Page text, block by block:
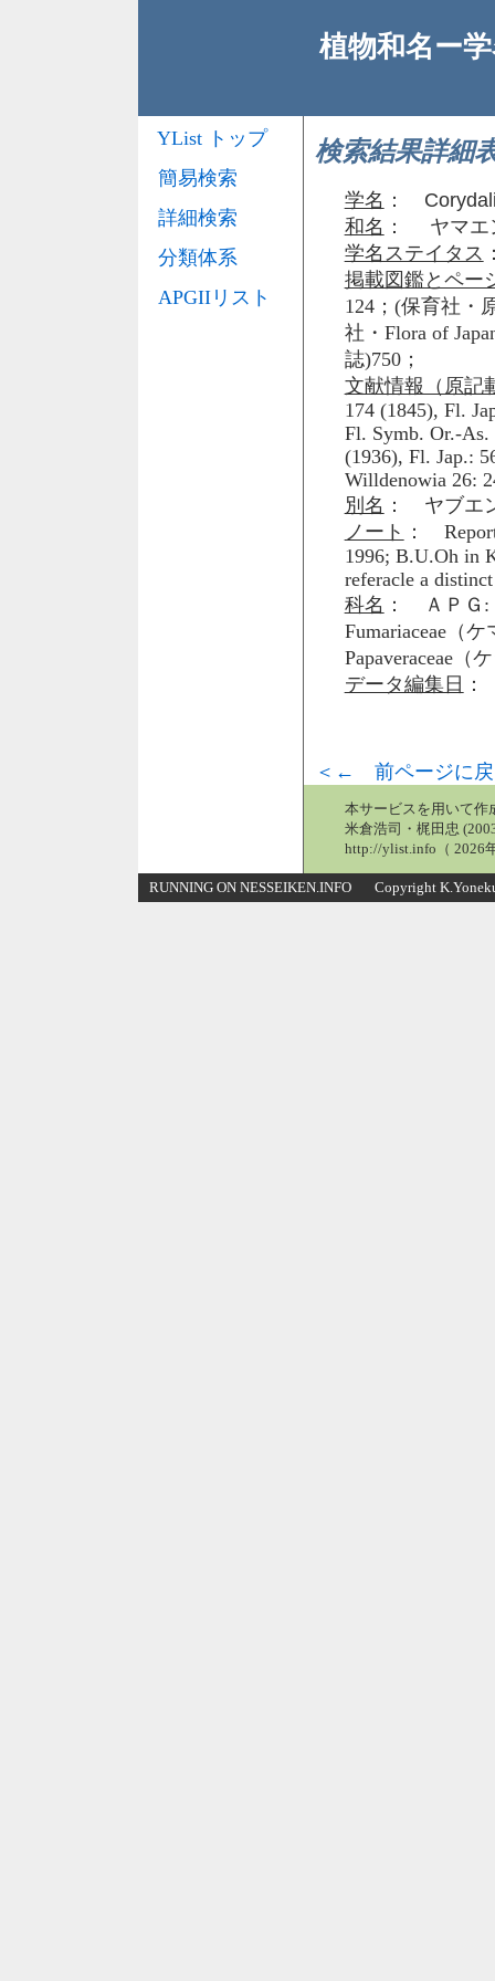
植物和名ー
検索結果詳細
学名 ：
和名 ： ヤマエ
学名ステイタス
掲載図鑑とペー
124；(保育社・
社・Flora of
誌)750；
文献情報（原記
174 (1845), Fl.
Fl. Symb. Or.-
(1936), Fl. Jap.:
Willdenowia 26:
別名 ： ヤブエ
ノート ：
1996; B.U.Oh in
referacle a
科名 ： ＡＰＧ:
Fumariaceae（
Papaveraceae（
データ編集日
＜← 前ページに戻
YList トップ
簡易検索
詳細検索
分類体系
APGIIリスト
本サービスを用いて作
米倉浩司・梶田忠
http://ylist.info（ 2026
RUNNING ON NESSEIKEN.INFO Copyright